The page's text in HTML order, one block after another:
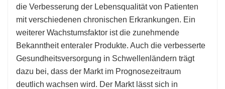
die Verbesserung der Lebensqualität von Patienten
mit verschiedenen chronischen Erkrankungen. Ein
weiterer Wachstumsfaktor ist die zunehmende
Bekanntheit enteraler Produkte. Auch die verbesserte
Gesundheitsversorgung in Schwellenländern trägt
dazu bei, dass der Markt im Prognosezeitraum
deutlich wachsen wird. Der Markt lässt sich in